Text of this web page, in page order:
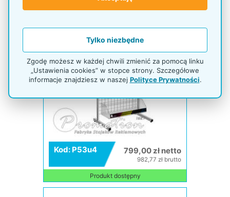
Kod: P53u4 799,00 zł netto
982,77 zł brutto
Produkt dostępny
Tylko niezbędne
Zgodę możesz w każdej chwili zmienić za pomocą linku
„Ustawienia cookies” w stopce strony. Szczegółowe
informacje znajdziesz w naszej Polityce Prywatności.